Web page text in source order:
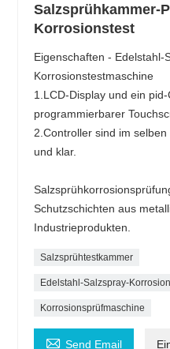
Salzsprühkammer-
Korrosionstest
Eigenschaften - Edelstahl-
Korrosionstestmaschine
1.LCD-Display und ein
programmierbarer
2.Controller sind im
und klar.
Schutzschichten aus
Industrieprodukten.
Salzsprühtestkammer
Edelstahl-Salzspray-
Korrosionsprüfmaschine
 Send Email